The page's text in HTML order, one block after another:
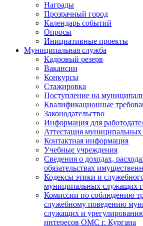
Награды
Прозрачный город
Календарь событий
Опросы
Инициативные проекты
Муниципальная служба
Кадровый резерв
Вакансии
Конкурсы
Стажировка
Поступление на
Квалификационные
Законодательство
Информация для
Аттестация
Контактная информация
Учебные учреждения
Сведения о доходах,
обязательствах
Кодексы этики и
муниципальных служащих
Комиссии по соблюдению
служебному поведению
служащих и
интересов ОМС г. Кургана